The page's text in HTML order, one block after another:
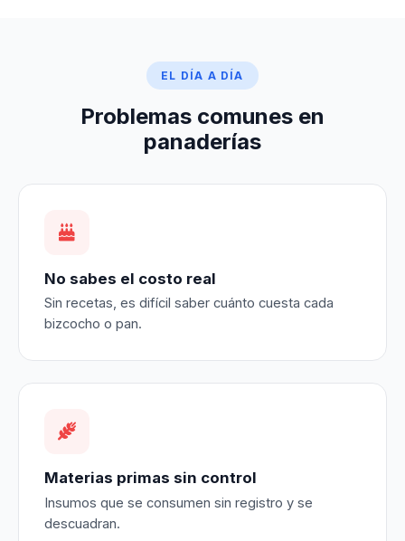
EL DÍA A DÍA
Problemas comunes en
panaderías
No sabes el costo real
Sin recetas, es difícil saber cuánto cuesta cada
bizcocho o pan.
Materias primas sin control
Insumos que se consumen sin registro y se
descuadran.